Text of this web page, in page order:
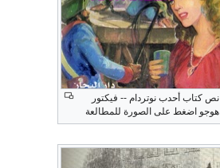
نص كتاب أحدب نوتردام -- فيكتور
هوجو اضغط على الصورة للمطالعة